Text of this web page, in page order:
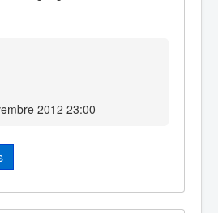
2012 23:00